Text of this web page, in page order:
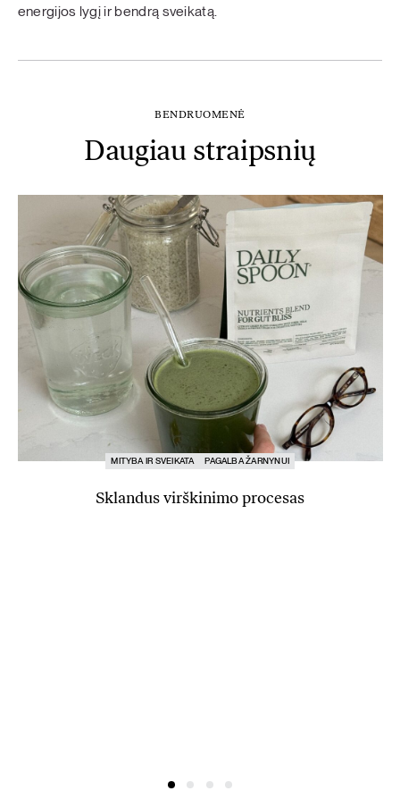
energijos lygį ir bendrą sveikatą.
BENDRUOMENĖ
Daugiau straipsnių
MITYBA IR SVEIKATA PAGALBA ŽARNYNUI
Sklandus virškinimo procesas